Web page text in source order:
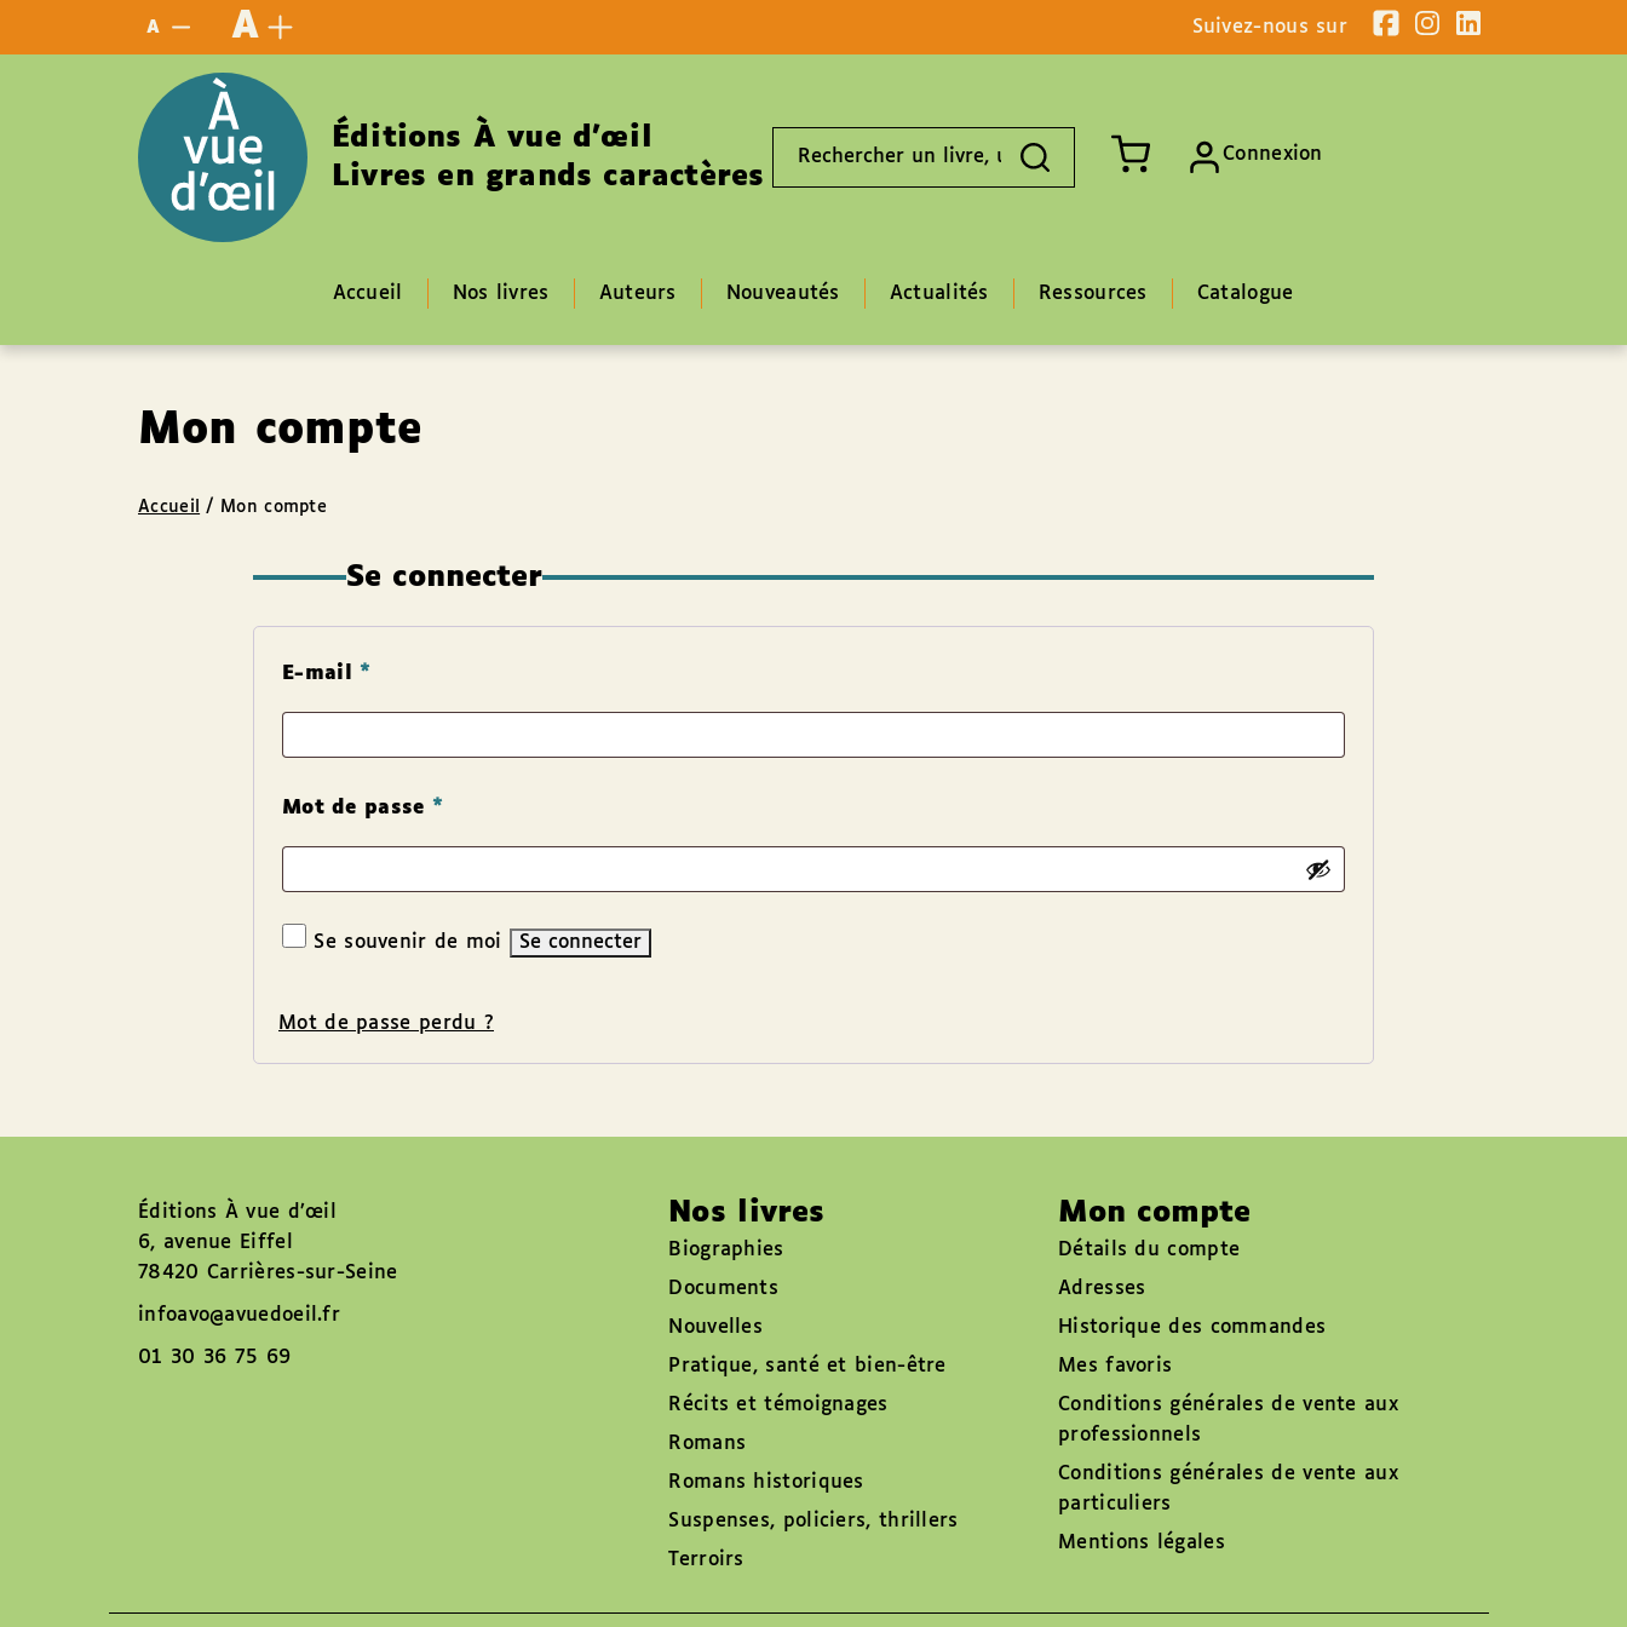
A A Suivez-nous sur
Éditions À vue d’œil
Livres en grands caractères livre,
Connexion
Accueil Nos livres Auteurs Nouveautés Actualités Ressources Catalogue
Mon compte
Accueil / Mon compte
Se connecter
E-mail*
Mot de passe *
Se souvenir de moi Se connecter
Mot de passe perdu ?
Éditions À vue d’œil
6, avenue Eiffel
78420 Carrières-sur-Seine
infoavo@avuedoeil.fr
01 30 36 75 69
Nos livres
Biographies
Documents
Nouvelles
Pratique, santé et bien-être
Récits et témoignages
Romans
Romans historiques
Suspenses, policiers, thrillers
Terroirs
Mon compte
Détails du compte
Adresses
Historique des commandes
Mes favoris
Conditions générales de vente aux
professionnels
Conditions générales de vente aux
particuliers
Mentions légales
Panneau de gestion des cookies